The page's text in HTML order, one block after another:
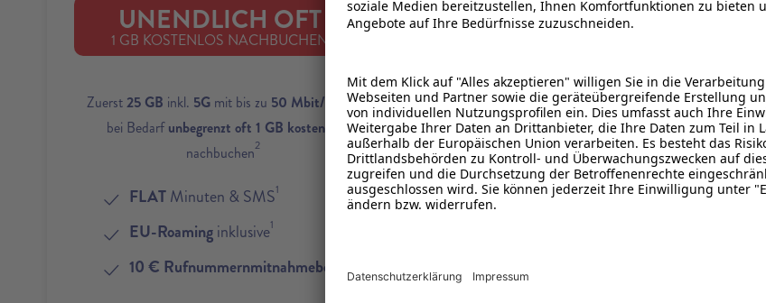
UNENDLICH OFT
1 GB KOSTENLOS NACHBUCHEN
Zuerst25 GB inkl. 5G mit bis zu 50 Mbit/s
und
bei Bedarfunbegrenzt oft 1 GB kostenlos
nachbuchen2
FLATMinuten & SMS1
EU-Roaminginklusive1
10 € Rufnummernmitnahmebonus
UNENDLICH OFT
Zuerst50 GBinkl.5Gmit bis zu100 Mbit/s1
und bei Bedarfunbegrenzt oft 1 GB kostenlos
nachbuchen 2
FLATMinuten & SMS1